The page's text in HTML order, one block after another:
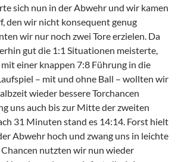
sich nun in der Abwehr und wir kamen
den wir nicht konsequent genug
wir nur noch zwei Tore erzielen. Da
gut die 1:1 Situationen meisterte,
einer knappen 7:8 Führung in die
– mit und ohne Ball – wollten wir
wieder bessere Torchancen
uns auch bis zur Mitte der zweiten
31 Minuten stand es 14:14. Forst hielt
Abwehr hoch und zwang uns in leichte
nutzten wir nun wieder